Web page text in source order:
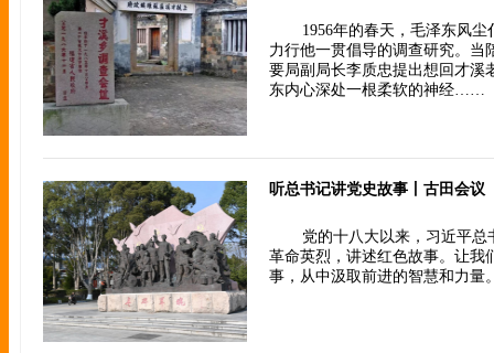
1956年的春天，毛泽东风
力行他一贯倡导的调查研究。当
要局副局长李质忠提出想回才溪
东内心深处一根柔软的神经……
听总书记讲党史故事丨古田会议
党的十八大以来，习近平
革命英烈，讲述红色故事。让我
事，从中汲取前进的智慧和力量